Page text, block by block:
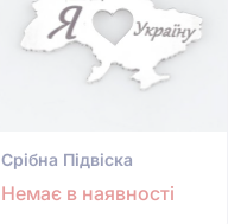
Срiбна Підвіска
Немає в наявності